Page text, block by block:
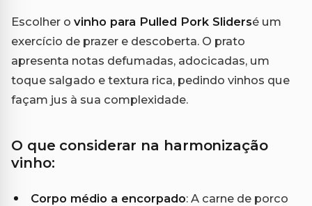
Escolher o vinho para Pulled Pork Slidersé um
exercício de prazer e descoberta. O prato
apresenta notas defumadas, adocicadas, um
toque salgado e textura rica, pedindo vinhos que
façam jus à sua complexidade.
O que considerar na harmonização
vinho:
Corpo médio a encorpado: A carne de porco